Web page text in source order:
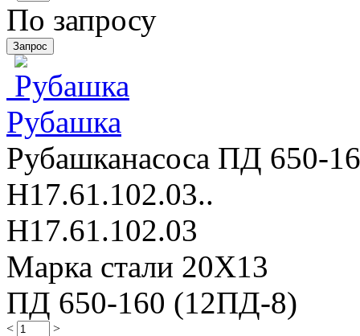
По запросу
Рубашка
Рубашканасоса ПД 650-
Н17.61.102.03..
Н17.61.102.03
Марка стали 20Х13
ПД 650-160 (12ПД-8)
< >